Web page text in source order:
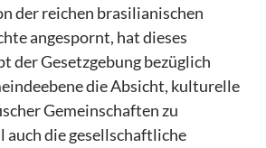
der reichen brasilianischen
angespornt, hat dieses
der Gesetzgebung bezüglich
die Absicht, kulturelle
Gemeinschaften zu
auch die gesellschaftliche